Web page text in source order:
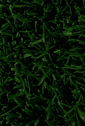
前热身，补强阵容冲
赛，横滨水手投入季前
归广岛三箭补强中